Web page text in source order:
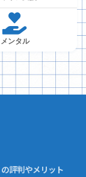
メンタル
評判やメリット